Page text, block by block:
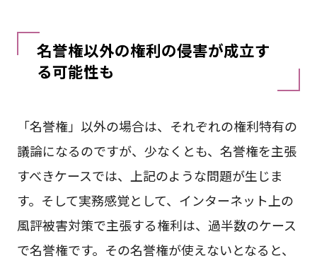
名誉権以外の権利の侵害が成立す
る可能性も
「名誉権」以外の場合は、それぞれの権利特有の
議論になるのですが、少なくとも、名誉権を主張
すべきケースでは、上記のような問題が生じま
す。そして実務感覚として、インターネット上の
風評被害対策で主張する権利は、過半数のケース
で名誉権です。その名誉権が使えないとなると、